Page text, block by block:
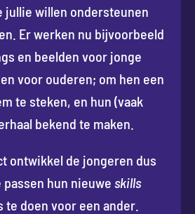
jullie willen ondersteunen
Er werken nu bijvoorbeeld
en beelden voor jonge
voor ouderen; om hen een
te steken, en hun (vaak
bekend te maken.
ontwikkel de jongeren dus
hun nieuwe skills
doen voor een ander.